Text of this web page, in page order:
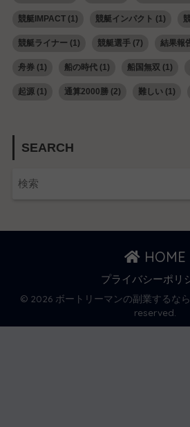
競艇IMPACT(1) 競艇インパクト (1)
競艇ライナー (1) 競艇選手(7) 結果報
舟券(1) 船の時代(1) 船国無双 (1)
起源(1) 通算2000勝(2) 難しい(1)
SEARCH
HOME
プライバシーポリ
© 2026 ボートリーマンの副業するな
reserved.